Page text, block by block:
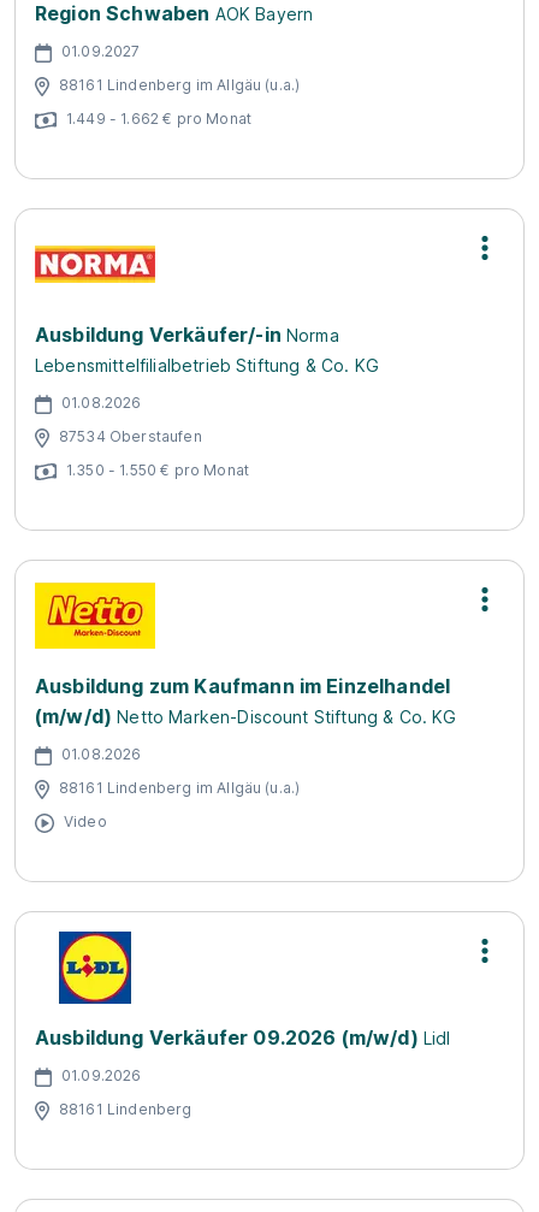
Region Schwaben AOK Bayern
01.09.2027
88161 Lindenberg im Allgäu (u.a.)
1.449 - 1.662 € pro Monat
Ausbildung Verkäufer/-in Norma
Lebensmittelfilialbetrieb Stiftung & Co. KG
01.08.2026
87534 Oberstaufen
1.350 - 1.550 € pro Monat
Ausbildung zum Kaufmann im Einzelhandel
(m/w/d) Netto Marken-Discount Stiftung & Co. KG
01.08.2026
88161 Lindenberg im Allgäu (u.a.)
Video
Ausbildung Verkäufer 09.2026 (m/w/d) Lidl
01.09.2026
88161 Lindenberg